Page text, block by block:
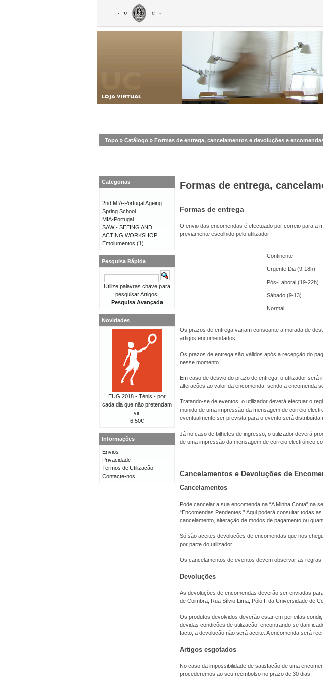
Topo » Catálogo » Formas de entrega, cancelamentos e devoluções e
Formas de entrega,
Formas de entrega
O envio das encomendas é efectuado por correio para a
previamente escolhido pelo utilizador:
Continente
Urgente Dia (9-18h)
Pós-Laboral (19-22h)
Sábado (9-13)
Normal
Os prazos de entrega variam consoante a morada de
artigos encomendados.
Os prazos de entrega são válidos após a recepção do
nesse momento.
Em caso de desvio do prazo de entrega, o utilizador
alterações ao valor da encomenda, sendo a encomenda
Tratando-se de eventos, o utilizador deverá efectuar o
munido de uma impressão da mensagem de correio
eventualmente ser prevista para o evento será distribuída
Já no caso de bilhetes de ingresso, o utilizador deverá
de uma impressão da mensagem de correio electrónico
Cancelamentos e Devoluções de
Cancelamentos
Pode cancelar a sua encomenda na “A Minha Conta” na
“Encomendas Pendentes.” Aqui poderá consultar todas
cancelamento, alteração de modos de pagamento ou
Só são aceites devoluções de encomendas que nos
por parte do utilizador.
Os cancelamentos de eventos devem observar as
Devoluções
As devoluções de encomendas deverão ser enviadas
de Coimbra, Rua Sílvio Lima, Pólo II da Universidade de
Os produtos devolvidos deverão estar em perfeitas
devidas condições de utilização, encontrando-se
facto, a devolução não será aceite. A encomenda será
Artigos esgotados
No caso da impossibilidade de satisfação de uma
procederemos ao seu reembolso no prazo de 30 dias.
Categorias
2nd MIA-Portugal Ageing
Spring School
MIA-Portugal
SAW - SEEING AND
ACTING WORKSHOP
Emolumentos (1)
Pesquisa Rápida
Utilize palavras chave para
pesquisar Artigos.
Pesquisa Avançada
Novidades
EUG 2018 - Ténis - por
cada dia que não pretendam
vir
6,50€
Informações
Envios
Privacidade
Termos de Utilização
Contacte-nos